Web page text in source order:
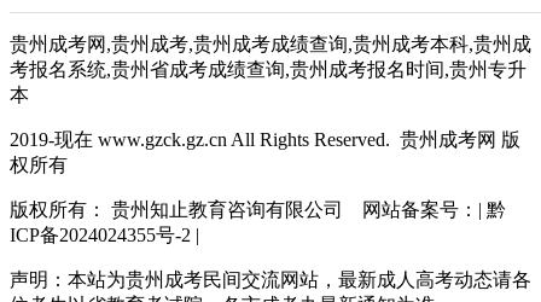
贵州成考网,贵州成考,贵州成考成绩查询,贵州成考本科,贵州成
考报名系统,贵州省成考成绩查询,贵州成考报名时间,贵州专升
本
2019-现在 www.gzck.gz.cn All Rights Reserved. 贵州成考网 版
权所有
版权所有： 贵州知止教育咨询有限公司 网站备案号：| 黔
ICP备2024024355号-2 |
声明：本站为贵州成考民间交流网站，最新成人高考动态请各